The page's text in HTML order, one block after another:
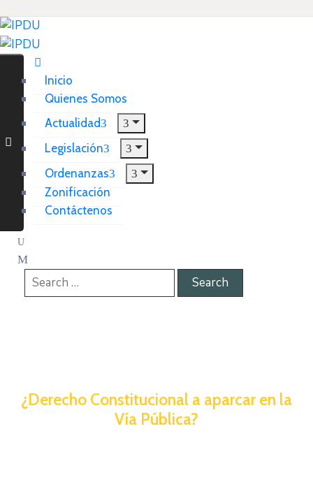
Inicio
Quienes Somos
Actualidad
Legislación
Ordenanzas
Zonificación
Contáctenos
¿Derecho Constitucional a aparcar en la
Vía Pública?